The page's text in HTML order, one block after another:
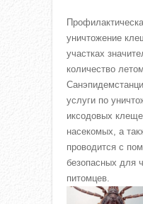
уничтожение
участках
количество
услуги по
иксодовых
насекомых, а
проводится с
безопасных для
питомцев.